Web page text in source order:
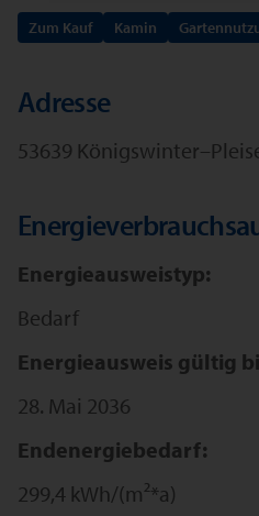
Zum Kauf Kamin
Adresse
53639
Energieausweistyp:
Bedarf
Energieausweis gültig
28. Mai 2036
Endenergiebedarf:
299,4 kWh/(m²*a)